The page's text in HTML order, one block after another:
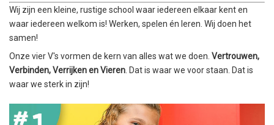
Wij zijn een kleine, rustige school waar iedereen elkaar kent en
waar iedereen welkom is! Werken, spelen én leren. Wij doen het
samen!
Onze vier V's vormen de kern van alles wat we doen. Vertrouwen,
Verbinden, Verrijken en Vieren . Dat is waar we voor staan. Dat is
waar we sterk in zijn!